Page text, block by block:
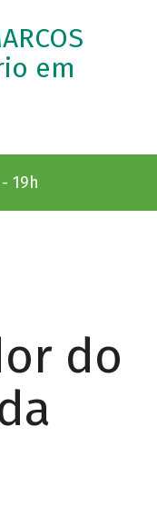
em
19h
do